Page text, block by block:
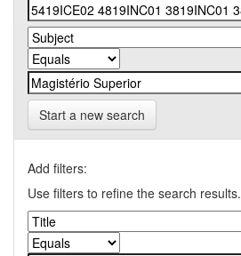
Start a new search
Add filters:
Use filters to refine the search results.